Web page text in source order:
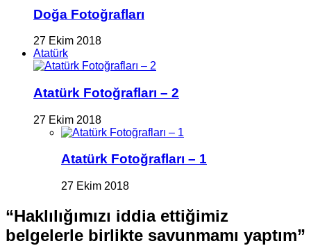
Doğa Fotoğrafları
27 Ekim 2018
Atatürk
Atatürk Fotoğrafları – 2
27 Ekim 2018
Atatürk Fotoğrafları – 1
27 Ekim 2018
“Haklılığımızı iddia ettiğimiz
belgelerle birlikte savunmamı yaptım”